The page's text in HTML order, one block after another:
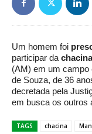
Amazônia
Um homem foi
participar da chacina
(AM) em um campo
de Souza, de 36
decretada pela
em busca os outros
TAGS chacina